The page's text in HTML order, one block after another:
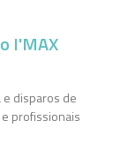
I'MAX
e disparos de
profissionais